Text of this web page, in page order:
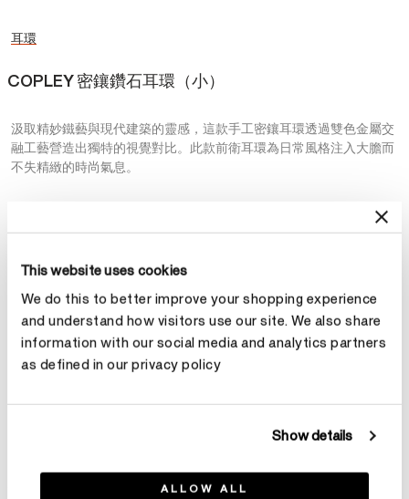
This website uses cookies
We do this to better improve your shopping experience
and understand how visitors use our site. We also share
information with our social media and analytics partners
as defined in our privacy policy
Show details
ALLOW ALL
耳環
COPLEY 密鑲鑽石耳環（小）
汲取精妙鐵藝與現代建築的靈感，這款手工密鑲耳環透過雙色金屬交
融工藝營造出獨特的視覺對比。此款前衛耳環為日常風格注入大膽而
不失精緻的時尚氣息。
選擇 金屬
預約鑑賞